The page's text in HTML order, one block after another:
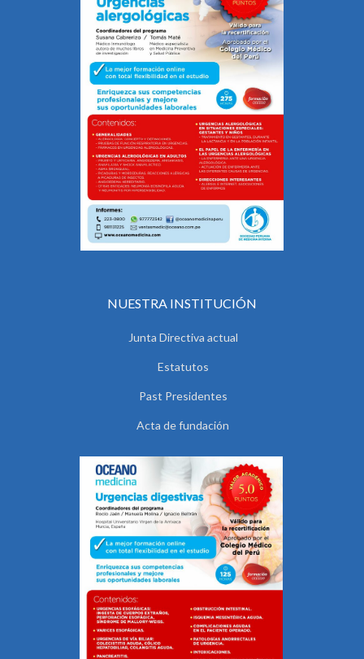
NUESTRA INSTITUCIÓN
Junta Directiva actual
Estatutos
Past Presidentes
Acta de fundación